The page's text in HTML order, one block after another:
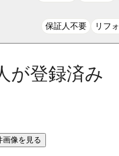
保証人不要 リフ
が登録済み
画像を見る